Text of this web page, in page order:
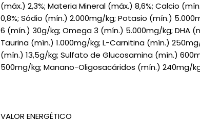
(máx.) 2,3%; Materia Mineral (máx.) 8,6%; Calcio
0,8%; Sódio (mín.) 2.000mg/kg; Potasio (mín.)
6 (mín.) 30g/kg; Omega 3 (mín.) 5.000mg/kg; DHA
Taurina (mín.) 1.000mg/kg; L-Carnitina (mín.)
(mín.) 13,5g/kg; Sulfato de Glucosamina (mín.)
500mg/kg; Manano-Oligosacáridos (mín.) 240mg/
VALOR ENERGÉTICO